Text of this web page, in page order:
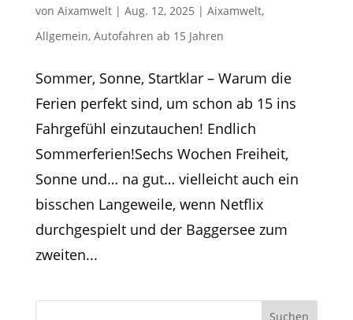
von Aixamwelt| Aug. 12, 2025 | Aixamwelt,
Allgemein, Autofahren ab 15 Jahren
Sommer, Sonne, Startklar – Warum die
Ferien perfekt sind, um schon ab 15 ins
Fahrgefühl einzutauchen! Endlich
Sommerferien!Sechs Wochen Freiheit,
Sonne und… na gut… vielleicht auch ein
bisschen Langeweile, wenn Netflix
durchgespielt und der Baggersee zum
zweiten...